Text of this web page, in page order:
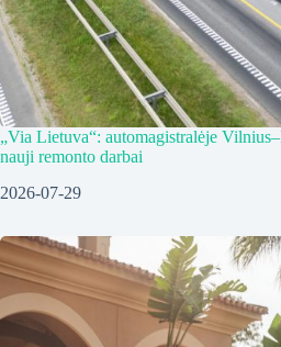
„Via Lietuva“: automagistralėje
nauji remonto darbai
2026-07-29